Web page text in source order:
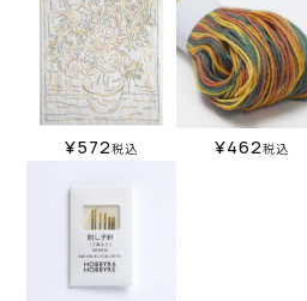
¥572税込 ¥462税込